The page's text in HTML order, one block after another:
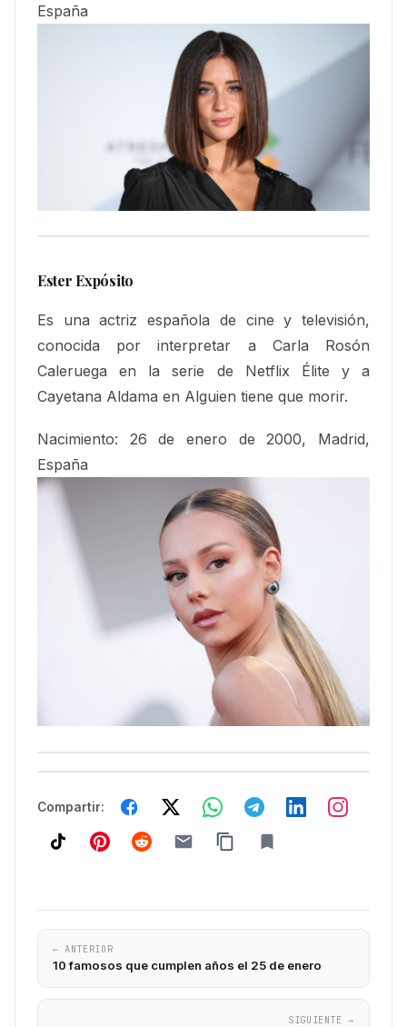
España
Ester Expósito
Es una actriz española de cine y televisión,
conocida por interpretar a Carla Rosón
Caleruega en la serie de Netflix Élite y a
Cayetana Aldama en Alguien tiene que morir.​
Nacimiento:
26 de enero de 2000, Madrid,
España
Compartir:
← ANTERIOR
10 famosos que cumplen años el 25 de enero
SIGUIENTE →